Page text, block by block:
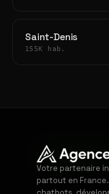
Saint-Denis
155K hab.
Votre partenaire
partout en